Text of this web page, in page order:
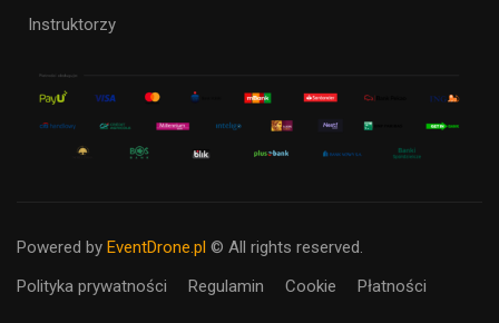
Instruktorzy
Powered by EventDrone.pl © All rights reserved.
Polityka prywatności
Regulamin Cookie Płatności